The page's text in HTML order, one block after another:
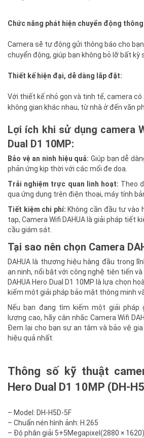
Chức năng phát hiện chuyển động
Camera sẽ tự động gửi thông báo cho
chuyển động, giúp bạn không bỏ lỡ bất kỳ
Thiết kế hiện đại, dễ dàng lắp đặt:
Với thiết kế nhỏ gọn và tinh tế, camera có
không gian khác nhau, từ nhà ở đến văn
Lợi ích khi sử dụng camera
Dual D1 10MP:
Bảo vệ an ninh hiệu quả: Giúp bạn dễ
phản ứng kịp thời với các mối đe dọa.
Trải nghiệm trực quan linh hoạt: Theo
qua ứng dụng trên điện thoại, máy tính
Tiết kiệm chi phí: Không cần đầu tư vào
tạp, Camera Wifi DAHUA là giải pháp tiết
cầu giám sát.
Tại sao nên chọn Camera
DAHUA là thương hiệu hàng đầu trong
an ninh, nổi bật với công nghệ tiên tiến
DAHUA Hero Dual D1 10MP là lựa chọn
kiếm một giải pháp bảo mật thông minh
Nếu bạn đang tìm kiếm một giải pháp
lượng cao, hãy cân nhắc Camera Wifi
Đem lại cho bạn sự an tâm và bảo vệ
hiệu quả nhất.
Thông số kỹ thuật
Hero Dual D1 10MP (DH-
– Model: DH-H5D-5F
– Chuẩn nén hình ảnh: H.265
– Độ phân giải 5+5Megapixel(2880 ×